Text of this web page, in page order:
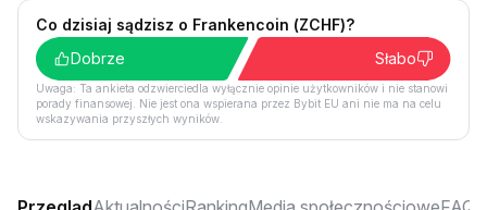
Co dzisiaj sądzisz o Frankencoin (ZCHF)?
Dobrze
Słabo
Uwaga: Ta ankieta odzwierciedla wyłącznie opinie użytkowników i nie stanowi
porady finansowej. Nie jest ona wspierana przez Bybit EU ani nie ma na celu
wskazywania przyszłych wyników.